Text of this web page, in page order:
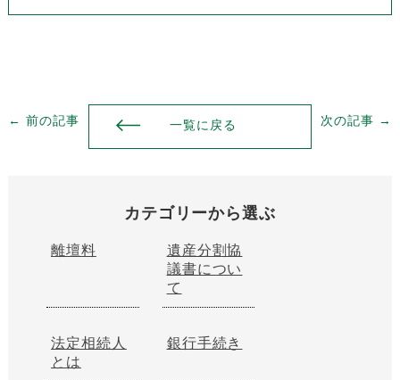
← 前の記事 一覧に戻る 次の記事 →
カテゴリーから選ぶ
離壇料
遺産分割協
議書につい
て
法定相続人
とは
銀行手続き